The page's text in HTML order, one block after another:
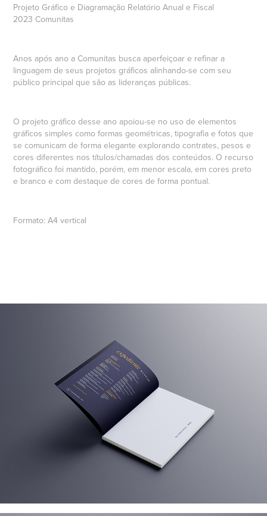
Projeto Gráfico e Diagramação Relatório Anual e Fiscal
2023 Comunitas
Anos após ano a Comunitas busca aperfeiçoar e refinar a
linguagem de seus projetos gráficos alinhando-se com seu
público principal que são as lideranças públicas.
O projeto gráfico desse ano apoiou-se no uso de elementos
gráficos simples como formas geométricas, tipografia e fotos que
se comunicam de forma elegante explorando contrates, pesos e
cores diferentes nos títulos/chamadas dos conteúdos. O recurso
fotográfico foi mantido, porém, em menor escala, em cores preto
e branco e com destaque de cores de forma pontual.
Formato: A4 vertical